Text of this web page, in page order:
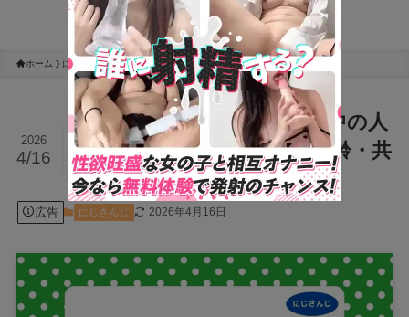
ホーム にじさんじ
甲斐田晴の前世はFreedel？中の人
(成海皐月)の顔バレ画像や年齢・共
通点
2026
4/16
広告 にじさんじ 2026年4月16日